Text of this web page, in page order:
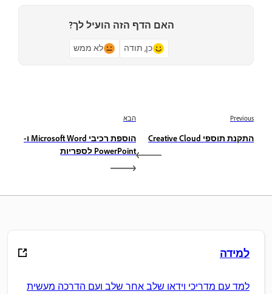
האם הדף הזה הועיל לך?
כן, תודה לא ממש
Previous
התקנת תוספי Creative Cloud
הבא
הוספת רכיבי Microsoft Word ו-
PowerPoint לספריות
למידה
למד עם מדריכי וידאו שלב אחר שלב ועם הדרכה מעשית